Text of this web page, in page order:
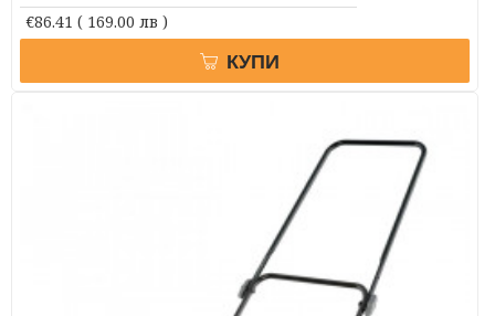
€86.41 ( 169.00 лв )
КУПИ